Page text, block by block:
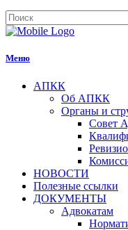
Меню
АПКК
Об АПКК
Органы и
Совет
НОВОСТИ
Полезные ссылки
ДОКУМЕНТЫ
Адвокатам